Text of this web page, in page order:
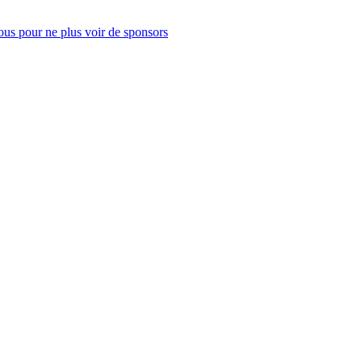
pour ne plus voir de sponsors